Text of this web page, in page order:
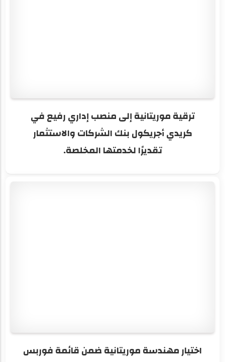
ترقية موريتانية إلى منصب إداري رفيع في
كريدي أجريكول بنك الشركات والاستثمار
تقديرًا لخدمتها المخلصة.
اختيار مهندسة موريتانية ضمن قائمة فوربس